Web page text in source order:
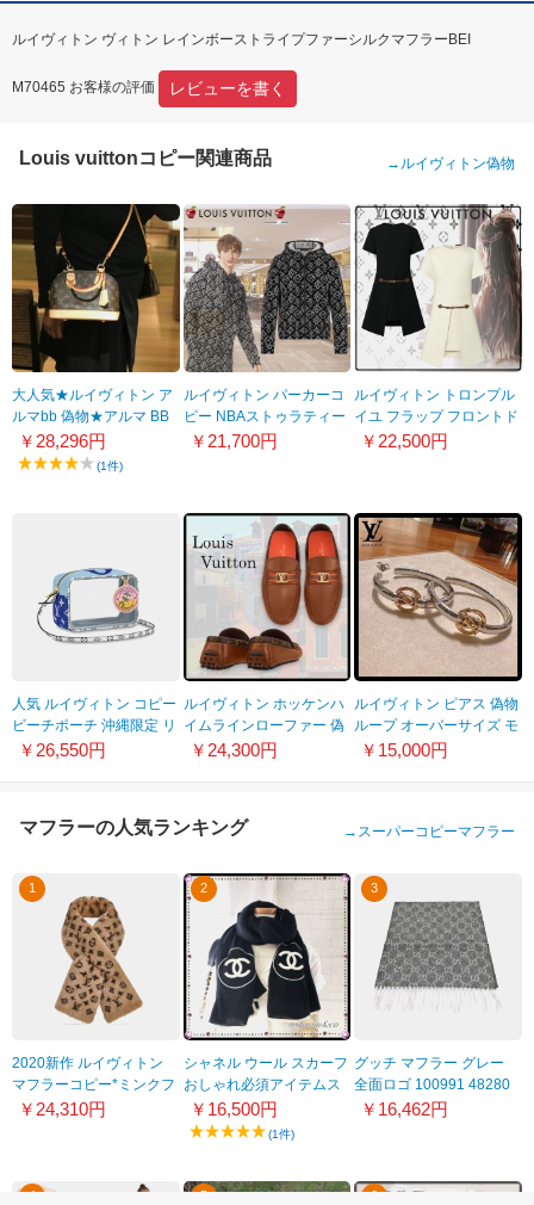
ルイヴィトン ヴィトン レインボーストライプファーシルクマフラーBEI
M70465 お客様の評価 レビューを書く
Louis vuittonコピー関連商品 → ルイヴィトン偽物
大人気★ルイヴィトン ア
ルマbb 偽物★アルマ BB
ミニバッグ モノグラム
M53152
￥28,296円
(1件)
ルイヴィトン パーカーコ
ピー NBAストゥラティー
ジクフラワーキルテッド
￥21,700円
ルイヴィトン トロンプル
イユ フラップ フロントド
レス 1AAA4L
￥22,500円
人気 ルイヴィトン コピー
ビーチポーチ 沖縄限定 リ
ゾートオキナワ 9080722
￥26,550円
ルイヴィトン ホッケンハ
イムラインローファー 偽
物 1AA433
￥24,300円
​ルイヴィトン ピアス 偽物
ループ オーバーサイズ モ
ダン M00605
￥15,000円
マフラーの人気ランキング → スーパーコピーマフラー
1
2020新作 ルイヴィトン
マフラーコピー*ミンクフ
ァーで高級感抜群!エシャ
￥24,310円
2
シャネル ウール スカーフ
おしゃれ必須アイテムス
トール シャネルショッパ
ー 9072402
￥16,500円
(1件)
3
グッチ マフラー グレー
全面ロゴ 100991 48280
1263
￥16,462円
4 5 6